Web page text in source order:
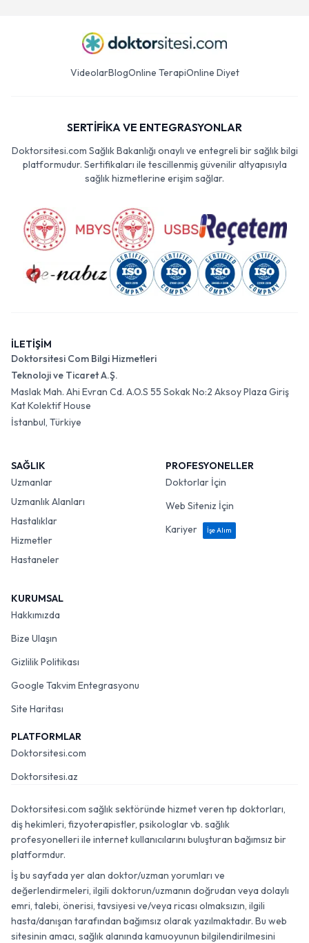
VideolarBlogOnline TerapiOnline Diyet
SERTİFİKA VE ENTEGRASYONLAR
Doktorsitesi.com Sağlık Bakanlığı onaylı ve entegreli bir sağlık bilgi
platformudur. Sertifikaları ile tescillenmiş güvenilir altyapısıyla
sağlık hizmetlerine erişim sağlar.
İLETİŞİM
Doktorsitesi Com Bilgi Hizmetleri
Teknoloji ve Ticaret A.Ş.
Maslak Mah. Ahi Evran Cd. A.O.S 55 Sokak No:2 Aksoy Plaza Giriş
Kat Kolektif House
İstanbul, Türkiye
SAĞLIK
Uzmanlar
Uzmanlık Alanları
Hastalıklar
Hizmetler
Hastaneler
PROFESYONELLER
Doktorlar İçin
Web Siteniz İçin
Kariyer
İşe Alım
KURUMSAL
Hakkımızda
Bize Ulaşın
Gizlilik Politikası
Google Takvim Entegrasyonu
Site Haritası
PLATFORMLAR
Doktorsitesi.com
Doktorsitesi.az
Doktorsitesi.com sağlık sektöründe hizmet veren tıp doktorları,
diş hekimleri, fizyoterapistler, psikologlar vb. sağlık
profesyonelleri ile internet kullanıcılarını buluşturan bağımsız bir
platformdur.
İş bu sayfada yer alan doktor/uzman yorumları ve
değerlendirmeleri, ilgili doktorun/uzmanın doğrudan veya dolaylı
emri, talebi, önerisi, tavsiyesi ve/veya ricası olmaksızın, ilgili
hasta/danışan tarafından bağımsız olarak yazılmaktadır. Bu web
sitesinin amacı, sağlık alanında kamuoyunun bilgilendirilmesini